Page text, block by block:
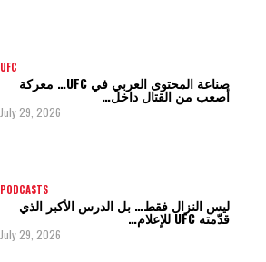
UFC
صناعة المحتوى العربي في UFC… معركة
أصعب من القتال داخل…
July 29, 2026
PODCASTS
ليس النزال فقط… بل الدرس الأكبر الذي
قدّمته UFC للإعلام…
July 29, 2026